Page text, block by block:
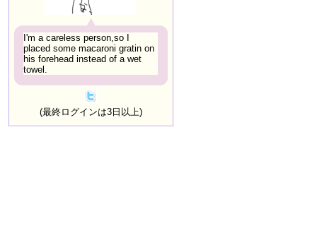
I'm a careless person,so I
placed some macaroni gratin on
his forehead instead of a wet
towel.
(最終ログインは3日以上)